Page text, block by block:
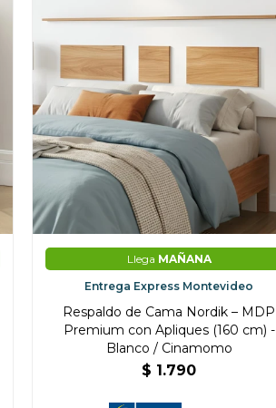
Llega MAÑANA
Entrega Express Montevideo
Respaldo de Cama Nordik – MDP
Premium con Apliques (160 cm) -
Blanco / Cinamomo
$ 1.790